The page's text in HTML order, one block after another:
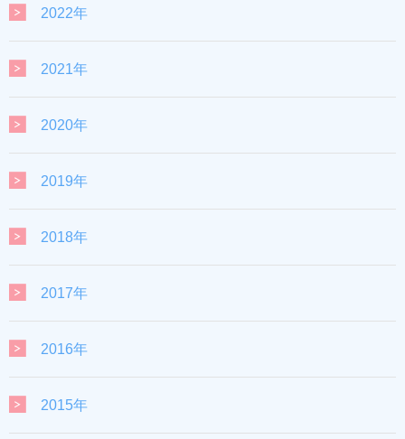
2022年
2021年
2020年
2019年
2018年
2017年
2016年
2015年